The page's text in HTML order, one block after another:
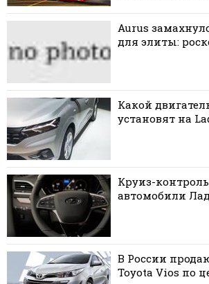
Aurus
для элиты:
Какой
установят на
Круиз-
автомобили
В России
Toyota Vios по